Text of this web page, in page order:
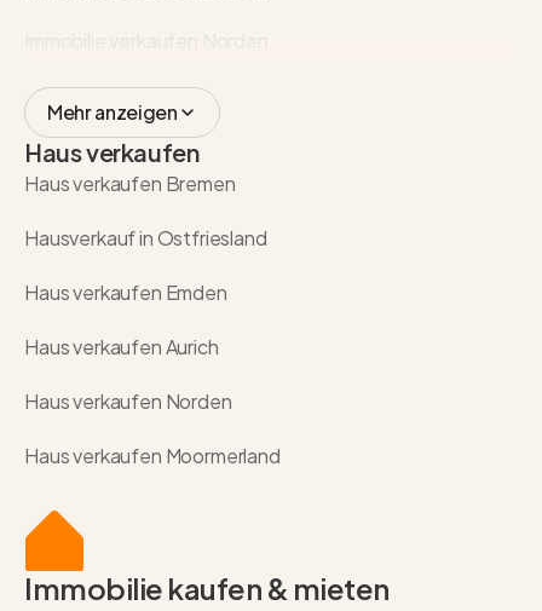
Mehr anzeigen
Haus verkaufen
Haus verkaufen Bremen
Hausverkauf in Ostfriesland
Haus verkaufen Emden
Haus verkaufen Aurich
Haus verkaufen Norden
Haus verkaufen Moormerland
Immobilie kaufen & mieten